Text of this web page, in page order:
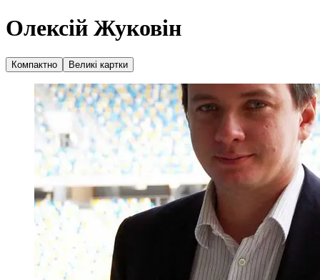
Олексій Жуковін
Компактно Великі картки